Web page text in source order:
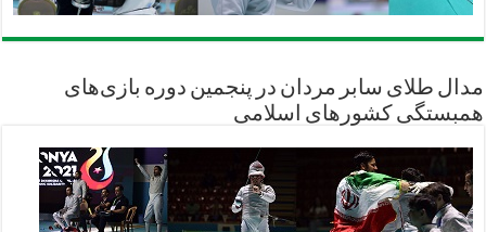
مدال طلای سابر مردان در پنجمین دوره بازی‌های
همبستگی کشورهای اسلامی